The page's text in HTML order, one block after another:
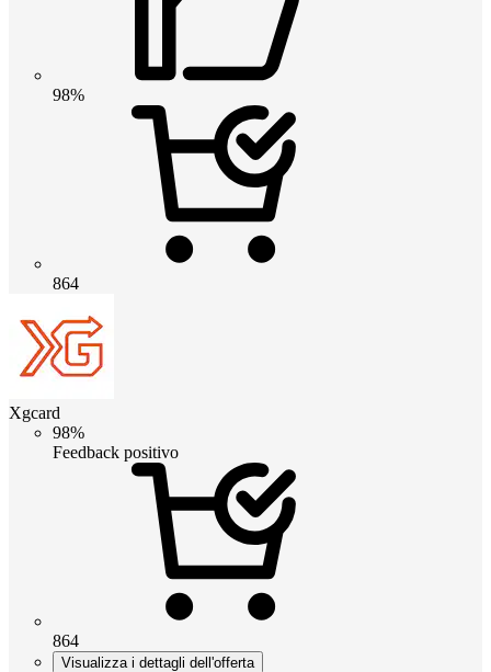
98%
864
Xgcard
98%
Feedback positivo
864
Visualizza i dettagli dell'offerta